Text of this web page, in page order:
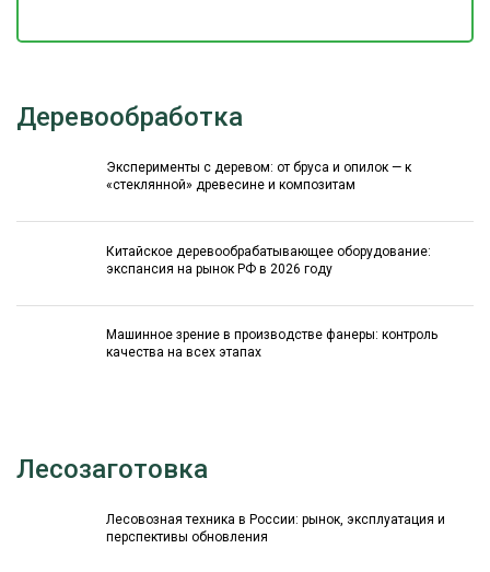
Деревообработка
Эксперименты с деревом: от бруса и опилок — к
«стеклянной» древесине и композитам
Китайское деревообрабатывающее оборудование:
экспансия на рынок РФ в 2026 году
Машинное зрение в производстве фанеры: контроль
качества на всех этапах
Лесозаготовка
Лесовозная техника в России: рынок, эксплуатация и
перспективы обновления